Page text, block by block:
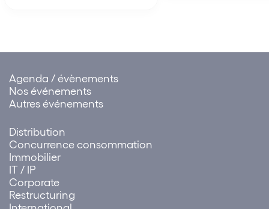
au paiement des rançons
Agenda / évènements
Nos événements
Autres événements
Distribution
Concurrence consommation
Immobilier
IT / IP
Corporate
Restructuring